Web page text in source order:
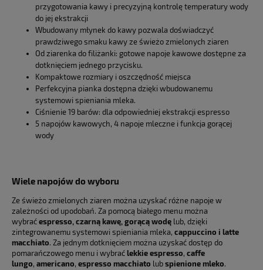
przygotowania kawy i precyzyjną kontrolę temperatury wody
do jej ekstrakcji
Wbudowany młynek do kawy pozwala doświadczyć
prawdziwego smaku kawy ze świeżo zmielonych ziaren
Od ziarenka do filiżanki: gotowe napoje kawowe dostępne za
dotknięciem jednego przycisku.
Kompaktowe rozmiary i oszczędność miejsca
Perfekcyjna pianka dostępna dzięki wbudowanemu
systemowi spieniania mleka.
Ciśnienie 19 barów: dla odpowiedniej ekstrakcji espresso
5 napojów kawowych, 4 napoje mleczne i funkcja gorącej
wody
Wiele napojów do wyboru
Ze świeżo zmielonych ziaren można uzyskać różne napoje w
zależności od upodobań. Za pomocą białego menu można
wybrać espresso, czarną kawę, gorącą wodę lub, dzięki
zintegrowanemu systemowi spieniania mleka, cappuccino i latte
macchiato. Za jednym dotknięciem można uzyskać dostęp do
pomarańczowego menu i wybrać lekkie espresso, caffe
lungo, americano, espresso macchiato lub spienione mleko.